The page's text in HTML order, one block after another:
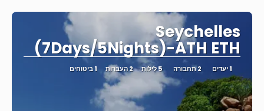
Seychelles
(7Days/5Nights)-ATH ETH
1 יעדים 2 תחבורה 5 לילות 2 העברות 1 ביטוחים